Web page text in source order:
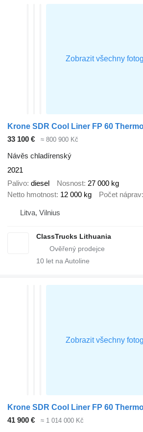
Krone SDR Cool Liner FP 60
33 100 €
≈ 800 900 Kč
Návěs chladírenský
2021
Palivo diesel Nosnost 27 000 kg
Netto hmotnost 12 000 kg Počet náprav
Litva, Vilnius
ClassTrucks Lithuania
10 let na Autoline
Krone SDR Cool Liner FP 60
41 900 €
≈ 1 014 000 Kč